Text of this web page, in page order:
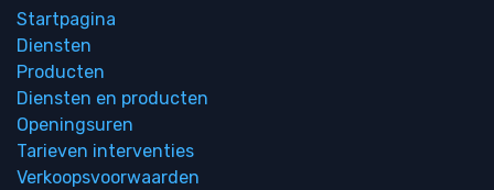
Startpagina
Diensten
Producten
Diensten en producten
Openingsuren
Tarieven interventies
Verkoopsvoorwaarden